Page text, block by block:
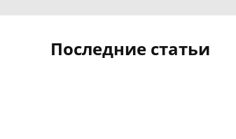
Последние статьи